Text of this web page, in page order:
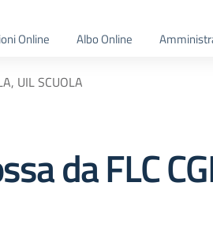
Online Albo Online
UIL SCUOLA
da FLC